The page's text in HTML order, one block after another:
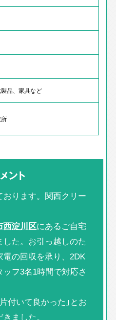
品、家具など
ント
ります。関西クリー
西淀川区にあるご自宅
した。お引っ越しのた
の回収を承り、2DK
フ3名1時間で対応さ
付いて良かった」とお
ました。